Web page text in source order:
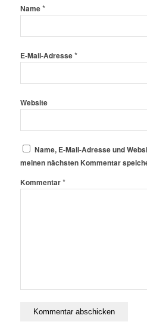
Name*
E-Mail-Adresse*
Website
Name, E-Mail-Adresse und
meinen nächsten Kommentar
Kommentar*